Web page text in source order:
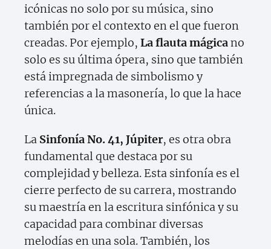
icónicas no solo por su música, sino
también por el contexto en el que fueron
creadas. Por ejemplo, La flauta mágicano
solo es su última ópera, sino que también
está impregnada de simbolismo y
referencias a la masonería, lo que la hace
única.
La Sinfonía No. 41, Júpiter, es otra obra
fundamental que destaca por su
complejidad y belleza. Esta sinfonía es el
cierre perfecto de su carrera, mostrando
su maestría en la escritura sinfónica y su
capacidad para combinar diversas
melodías en una sola. También, los